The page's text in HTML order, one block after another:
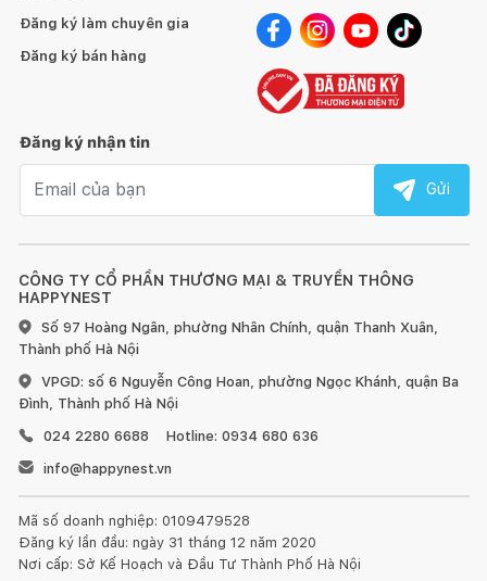
CÔNG TY CỔ PHẦN THƯƠNG MẠI & TRUYỀN THÔNG
HAPPYNEST
Số 97 Hoàng Ngân, phường Nhân Chính, quận Thanh Xuân,
Thành phố Hà Nội
VPGD: số 6 Nguyễn Công Hoan, phường Ngọc Khánh, quận Ba
Đình, Thành phố Hà Nội
024 2280 6688
Hotline: 0934 680 636
info@happynest.vn
Mã số doanh nghiệp: 0109479528
Đăng ký lần đầu: ngày 31 tháng 12 năm 2020
Nơi cấp: Sở Kế Hoạch và Đầu Tư Thành Phố Hà Nội
Đăng ký làm chuyên gia
Đăng ký bán hàng
Đăng ký nhận tin
Gửi